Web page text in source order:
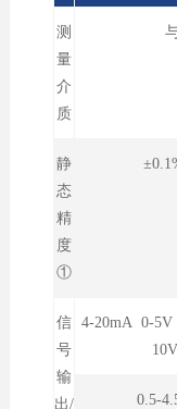
测
量
介
质
静
态
精
度
①
信
号
输
出/
4-20mA 0-
10V
0.5-